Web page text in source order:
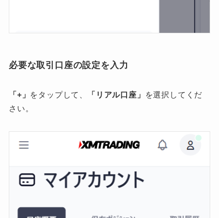
必要な取引口座の設定を入力
「+」 をタップして、 「リアル口座」
を選択してくだ
さい。